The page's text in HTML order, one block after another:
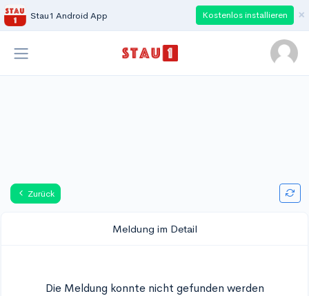
Stau1 Android App Kostenlos installieren ×
Zurück
Meldung im Detail
Die Meldung konnte nicht gefunden werden